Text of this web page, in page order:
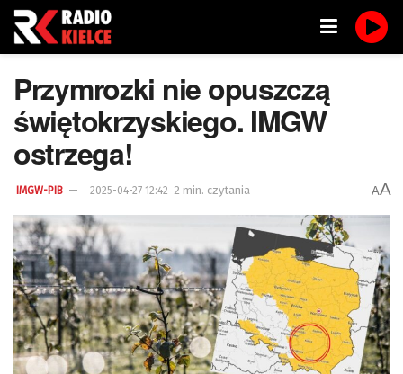
Przymrozki nie opuszczą
świętokrzyskiego. IMGW
ostrzega!
IMGW-PIB 2025-04-27 12:42 2 min. czytania AA